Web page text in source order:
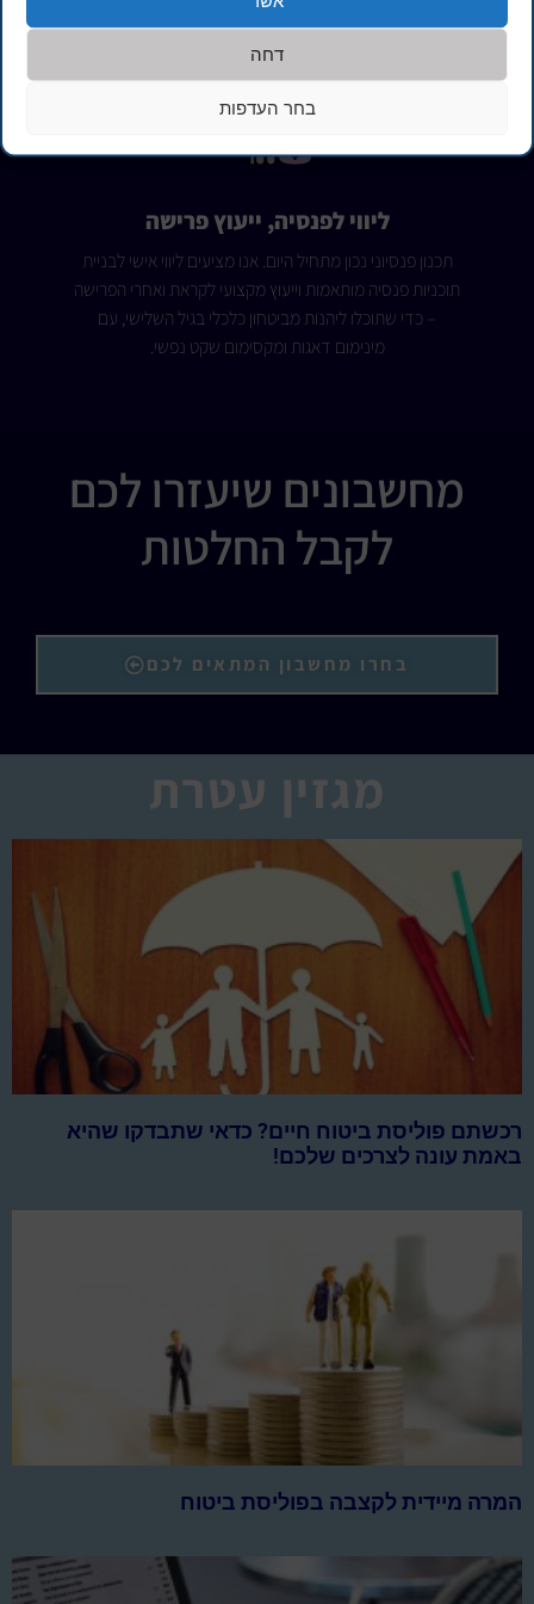
דחה
בחר העדפות
לעבוד בראש שקט – עם כל הכיסויים החשובים במקום אחד.
ליווי לפנסיה, ייעוץ פרישה
תכנון פנסיוני נכון מתחיל היום. אנו מציעים ליווי אישי לבניית
תוכניות פנסיה מותאמות וייעוץ מקצועי לקראת ואחרי הפרישה
– כדי שתוכלו ליהנות מביטחון כלכלי בגיל השלישי, עם
מינימום דאגות ומקסימום שקט נפשי.
מחשבונים שיעזרו לכם
לקבל החלטות
בחרו מחשבון המתאים לכם
מגזין עטרת
רכשתם פוליסת ביטוח חיים? כדאי שתבדקו שהיא
באמת עונה לצרכים שלכם!
המרה מיידית לקצבה בפוליסת ביטוח